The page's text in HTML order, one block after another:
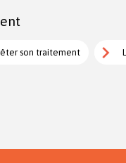
son traitement